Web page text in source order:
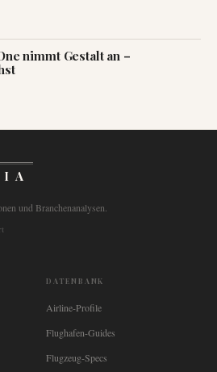
nimmt Gestalt an –
und Branchenanalysen.
DATENBANK
Airline-Profile
Flughafen-Guides
Flugzeug-Specs